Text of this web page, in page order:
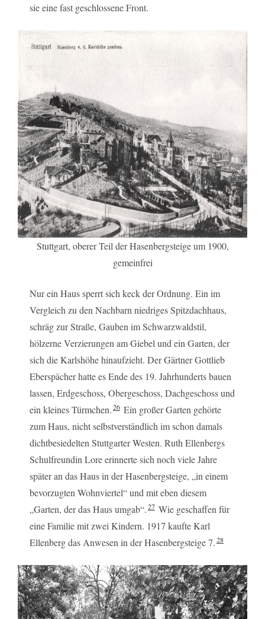
sie eine fast geschlossene Front.
Stuttgart, oberer Teil der Hasenbergsteige um 1900,
gemeinfrei
Nur ein Haus sperrt sich keck der Ordnung. Ein im
Vergleich zu den Nachbarn niedriges Spitzdachhaus,
schräg zur Straße, Gauben im Schwarzwaldstil,
hölzerne Verzierungen am Giebel und ein Garten, der
sich die Karlshöhe hinaufzieht. Der Gärtner Gottlieb
Eberspächer hatte es Ende des 19. Jahrhunderts bauen
lassen, Erdgeschoss, Obergeschoss, Dachgeschoss und
ein kleines Türmchen.26 Ein großer Garten gehörte
zum Haus, nicht selbstverständlich im schon damals
dichtbesiedelten Stuttgarter Westen. Ruth Ellenbergs
Schulfreundin Lore erinnerte sich noch viele Jahre
später an das Haus in der Hasenbergsteige, „in einem
bevorzugten Wohnviertel“ und mit eben diesem
„Garten, der das Haus umgab“.27 Wie geschaffen für
eine Familie mit zwei Kindern. 1917 kaufte Karl
Ellenberg das Anwesen in der Hasenbergsteige 7.28